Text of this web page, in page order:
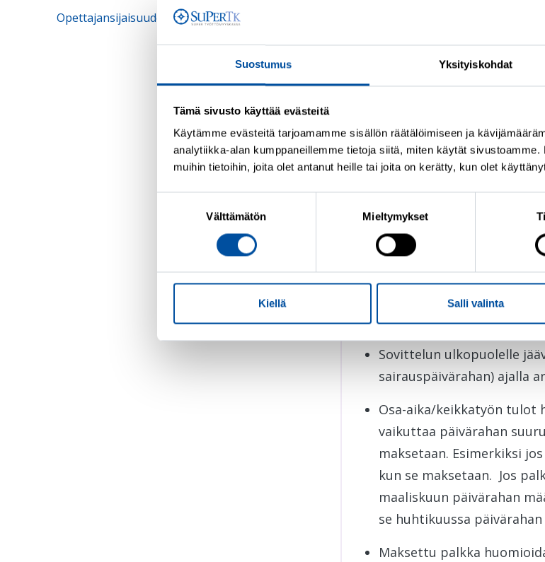
Suostumus Yksityiskohdat
Tämä sivusto käyttää evästeitä
Käytämme evästeitä tarjoamamme sisällön räätälöimiseen ja
analytiikka-alan kumppaneillemme tietoja siitä, miten käytät
muihin tietoihin, joita olet antanut heille tai joita on kerätty, kun olet
Välttämätön Mieltymykset
Kiellä Salli valinta
Opettajansijaisuudet
Jos aloitat yli kahden
ansiopäivärahaan. Muista
Täytättyössäoloehdon
enimmäisaika kuluu
Tulojen
Kaikki työtulot vaikuttavat
vähentävät sovitellun
Sovitellussa
päiväraha voivat
verran.
Sovittelun ulkopuolelle
sairauspäivärahan) ajalla
Osa-aika/keikkatyön tulot
vaikuttaa päivärahan
maksetaan. Esimerkiksi
kun se maksetaan. Jos
maaliskuun päivärahan
se huhtikuussa
Maksettu palkka